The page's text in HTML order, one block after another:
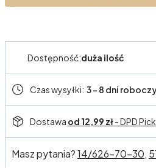
Dostępność:duża ilość
Czas wysyłki: 3 - 8 dni
Dostawa od 12,99 zł- DPD
Masz pytania?14/626-70-30,